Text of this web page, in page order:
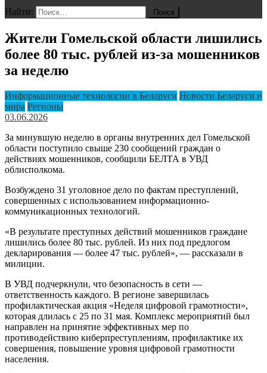
Найти:
Жители Гомельской области лишились
более 80 тыс. рублей из-за мошенников
за неделю
Информационные технологии в Беларуси Новости Беларуси и
мира Регионы
03.06.2026
За минувшую неделю в органы внутренних дел Гомельской
области поступило свыше 230 сообщений граждан о
действиях мошенников, сообщили БЕЛТА в УВД
облисполкома.
Возбуждено 31 уголовное дело по фактам преступлений,
совершенных с использованием информационно-
коммуникационных технологий.
«В результате преступных действий мошенников граждане
лишились более 80 тыс. рублей. Из них под предлогом
декларирования — более 47 тыс. рублей», — рассказали в
милиции.
В УВД подчеркнули, что безопасность в сети —
ответственность каждого. В регионе завершилась
профилактическая акция «Неделя цифровой грамотности»,
которая длилась с 25 по 31 мая. Комплекс мероприятий был
направлен на принятие эффективных мер по
противодействию киберпреступлениям, профилактике их
совершения, повышение уровня цифровой грамотности
населения.